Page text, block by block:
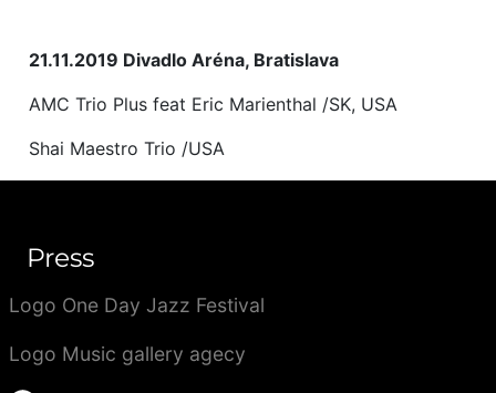
21.11.2019 Divadlo Aréna, Bratislava
AMC Trio Plus feat Eric Marienthal /SK, USA
Shai Maestro Trio /USA
Press
Logo One Day Jazz Festival
Logo Music gallery agecy